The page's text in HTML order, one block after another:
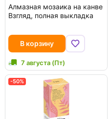
Алмазная мозаика на канве
Взгляд, полная выкладка
В корзину
7 августа (Пт)
-50%